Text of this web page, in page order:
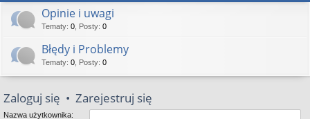
Opinie i uwagi
Tematy: 0 Posty: 0
Błędy i Problemy
Tematy: 0 Posty: 0
Zaloguj się • Zarejestruj się
Nazwa użytkownika: